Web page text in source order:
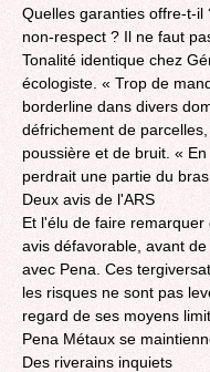
Quelles garanties offre-t-
non-respect ? Il ne faut
Tonalité identique chez
écologiste. « Trop de
borderline dans divers
défrichement de
poussière et de bruit. «
perdrait une partie du
Deux avis de l'ARS
Et l'élu de faire
avis défavorable, avant
avec Pena. Ces
les risques ne sont pas
regard de ses moyens
Pena Métaux se
Des riverains inquiets